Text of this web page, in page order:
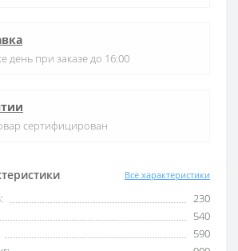
Все характеристики
230
540
590
день при заказе до 16:00
сертифицирован